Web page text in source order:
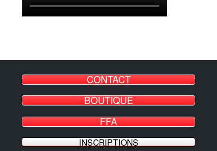
CONTACT
BOUTIQUE
FFA
INSCRIPTIONS